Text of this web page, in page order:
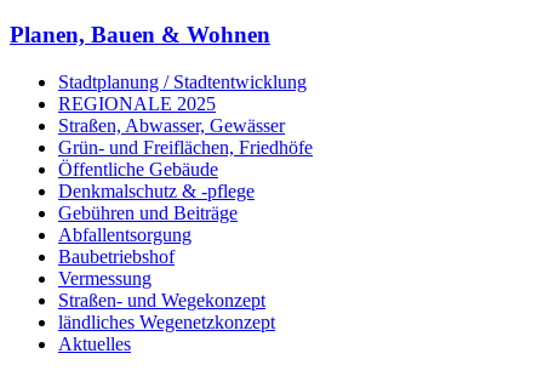
Planen, Bauen & Wohnen
Stadtplanung / Stadtentwicklung
REGIONALE 2025
Straßen, Abwasser, Gewässer
Grün- und Freiflächen, Friedhöfe
Öffentliche Gebäude
Denkmalschutz & -pflege
Gebühren und Beiträge
Abfallentsorgung
Baubetriebshof
Vermessung
Straßen- und Wegekonzept
ländliches Wegenetzkonzept
Aktuelles